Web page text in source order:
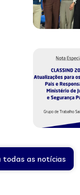
todas as notícias